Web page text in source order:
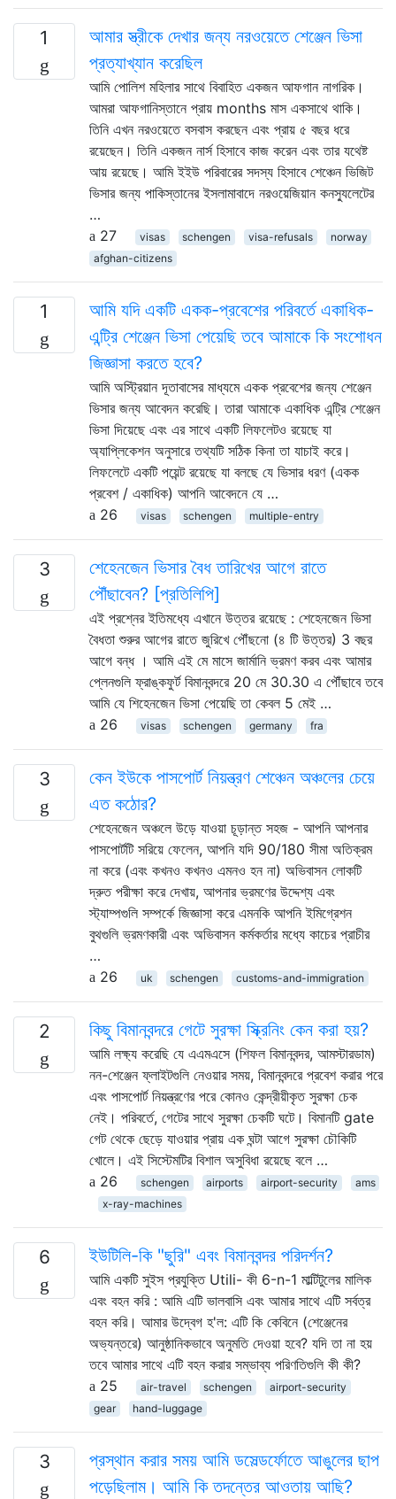
1
আমার স্ত্রীকে দেখার জন্য নরওয়েতে শেঞ্জেন ভিসা
প্রত্যাখ্যান করেছিল
আমি পোলিশ মহিলার সাথে বিবাহিত একজন আফগান নাগরিক।
আমরা আফগানিস্তানে প্রায় months মাস একসাথে থাকি।
তিনি এখন নরওয়েতে বসবাস করছেন এবং প্রায় ৫ বছর ধরে
রয়েছেন। তিনি একজন নার্স হিসাবে কাজ করেন এবং তার যথেষ্ট
আয় রয়েছে। আমি ইইউ পরিবারের সদস্য হিসাবে শেঞ্চেন ভিজিট
ভিসার জন্য পাকিস্তানের ইসলামাবাদে নরওয়েজিয়ান কনস্যুলেটের
…
27
visas schengen visa-refusals
norway
afghan-citizens
1
আমি যদি একটি একক-প্রবেশের পরিবর্তে একাধিক-
এন্ট্রি শেঞ্জেন ভিসা পেয়েছি তবে আমাকে কি সংশোধন
জিজ্ঞাসা করতে হবে?
আমি অস্ট্রিয়ান দূতাবাসের মাধ্যমে একক প্রবেশের জন্য শেঞ্জেন
ভিসার জন্য আবেদন করেছি। তারা আমাকে একাধিক এন্ট্রি শেঞ্জেন
ভিসা দিয়েছে এবং এর সাথে একটি লিফলেটও রয়েছে যা
অ্যাপ্লিকেশন অনুসারে তথ্যটি সঠিক কিনা তা যাচাই করে।
লিফলেটে একটি পয়েন্ট রয়েছে যা বলছে যে ভিসার ধরণ (একক
প্রবেশ / একাধিক) আপনি আবেদনে যে …
26
visas schengen multiple-entry
3
শেহেনজেন ভিসার বৈধ তারিখের আগে রাতে
পৌঁছাবেন? [প্রতিলিপি]
এই প্রশ্নের ইতিমধ্যে এখানে উত্তর রয়েছে : শেহেনজেন ভিসা
বৈধতা শুরুর আগের রাতে জুরিখে পৌঁছনো (৪ টি উত্তর) 3 বছর
আগে বন্ধ । আমি এই মে মাসে জার্মানি ভ্রমণ করব এবং আমার
প্লেনগুলি ফ্রাঙ্কফুর্ট বিমানবন্দরে 20 মে 30.30 এ পৌঁছাবে তবে
আমি যে শিহেনজেন ভিসা পেয়েছি তা কেবল 5 মেই …
26
visas schengen germany fra
3
কেন ইউকে পাসপোর্ট নিয়ন্ত্রণ শেঞ্চেন অঞ্চলের চেয়ে
এত কঠোর?
শেহেনজেন অঞ্চলে উড়ে যাওয়া চূড়ান্ত সহজ - আপনি আপনার
পাসপোর্টটি সরিয়ে ফেলেন, আপনি যদি 90/180 সীমা অতিক্রম
না করে (এবং কখনও কখনও এমনও হন না) অভিবাসন লোকটি
দ্রুত পরীক্ষা করে দেখায়, আপনার ভ্রমণের উদ্দেশ্য এবং
স্ট্যাম্পগুলি সম্পর্কে জিজ্ঞাসা করে এমনকি আপনি ইমিগ্রেশন
বুথগুলি ভ্রমণকারী এবং অভিবাসন কর্মকর্তার মধ্যে কাচের প্রাচীর
…
26
uk schengen customs-and-immigration
2 কিছু বিমানবন্দরে গেটে সুরক্ষা স্ক্রিনিং কেন করা হয়?
আমি লক্ষ্য করেছি যে এএমএসে (শিফল বিমানবন্দর, আমস্টারডাম)
নন-শেঞ্জেন ফ্লাইটগুলি নেওয়ার সময়, বিমানবন্দরে প্রবেশ করার পরে
এবং পাসপোর্ট নিয়ন্ত্রণের পরে কোনও কেন্দ্রীয়ীকৃত সুরক্ষা চেক
নেই। পরিবর্তে, গেটের সাথে সুরক্ষা চেকটি ঘটে। বিমানটি gate
গেট থেকে ছেড়ে যাওয়ার প্রায় এক ঘন্টা আগে সুরক্ষা চৌকিটি
খোলে। এই সিস্টেমটির বিশাল অসুবিধা রয়েছে বলে …
26
schengen airports airport-security
ams
x-ray-machines
6 ইউটিলি-কি "ছুরি" এবং বিমানবন্দর পরিদর্শন?
আমি একটি সুইস প্রযুক্তি Utili- কী 6-n-1 মাল্টিটুলের মালিক
এবং বহন করি : আমি এটি ভালবাসি এবং আমার সাথে এটি সর্বত্র
বহন করি। আমার উদ্বেগ হ'ল: এটি কি কেবিনে (শেঞ্জেনের
অভ্যন্তরে) আনুষ্ঠানিকভাবে অনুমতি দেওয়া হবে? যদি তা না হয়
তবে আমার সাথে এটি বহন করার সম্ভাব্য পরিণতিগুলি কী কী?
25
air-travel schengen
airport-security
gear
hand-luggage
3
প্রস্থান করার সময় আমি ডসেল্ডর্ফোতে আঙুলের ছাপ
পড়েছিলাম। আমি কি তদন্তের আওতায় আছি?